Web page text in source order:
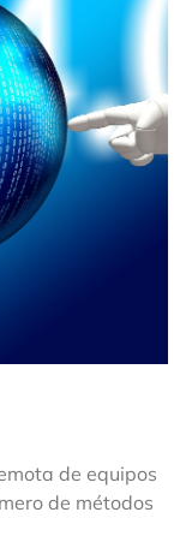
de equipos
de métodos